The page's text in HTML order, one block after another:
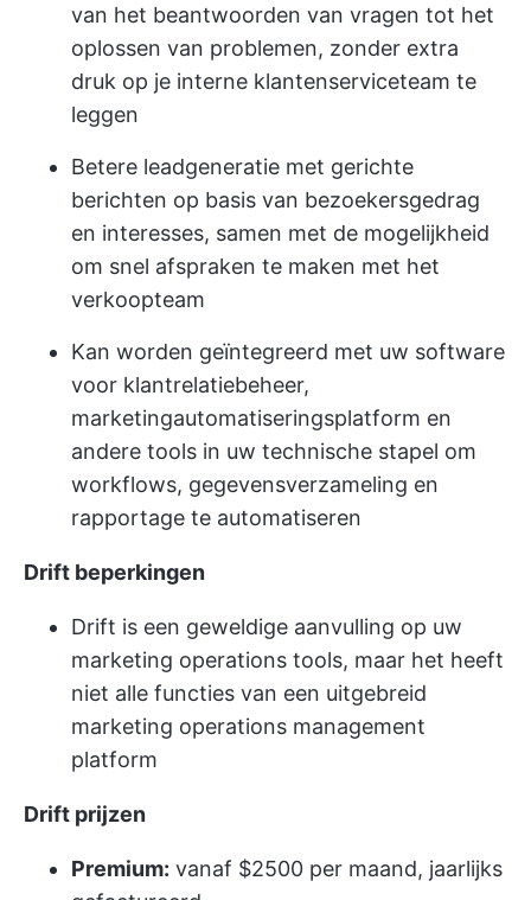
van het beantwoorden van vragen tot het
oplossen van problemen, zonder extra
druk op je interne klantenserviceteam te
leggen
Betere leadgeneratie met gerichte
berichten op basis van bezoekersgedrag
en interesses, samen met de mogelijkheid
om snel afspraken te maken met het
verkoopteam
Kan worden geïntegreerd met uw software
voor klantrelatiebeheer,
marketingautomatiseringsplatform en
andere tools in uw technische stapel om
workflows, gegevensverzameling en
rapportage te automatiseren
Drift beperkingen
Drift is een geweldige aanvulling op uw
marketing operations tools, maar het heeft
niet alle functies van een uitgebreid
marketing operations management
platform
Drift prijzen
Premium: vanaf $2500 per maand, jaarlijks